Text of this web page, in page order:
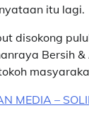
itu lagi.
disokong
Bersih
MEDIA –